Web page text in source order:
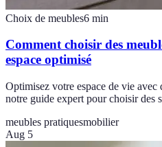
Choix de meubles6 min
Comment choisir des
espace optimisé
Optimisez votre espace de vie avec
notre guide expert pour choisir des
meubles pratiquesmobilier
Aug 5